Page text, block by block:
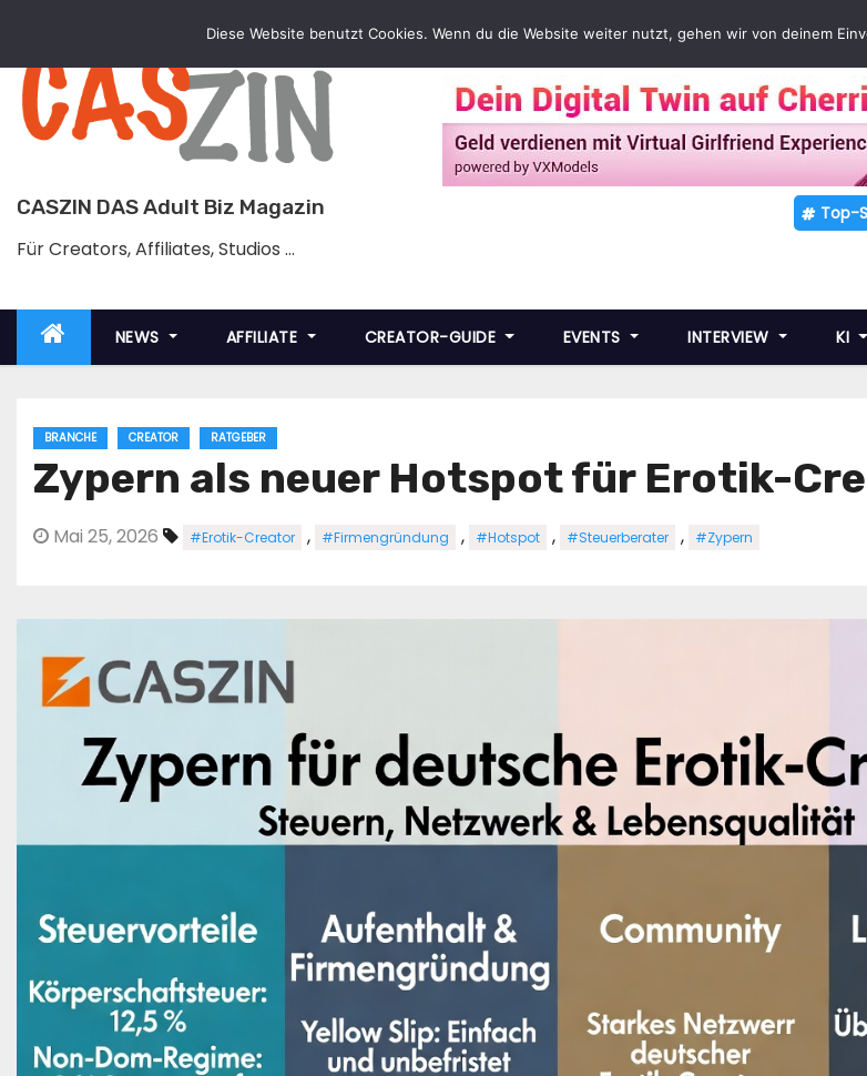
springen
CASZIN DAS Adult Biz Magazin
Für Creators, Affiliates, Studios …
Top-
NEWS AFFILIATE CREATOR-GUIDE EVENTS INTERVIEW KI
BRANCHE CREATOR RATGEBER
Zypern als neuer Hotspot für Erotik-
Mai 25, 2026 #Erotik-Creator , #Firmengründung , #Hotspot , #Steuerberater , #Zypern
Diese Website benutzt Cookies. Wenn du die Website weiter nutzt, gehen wir von deinem